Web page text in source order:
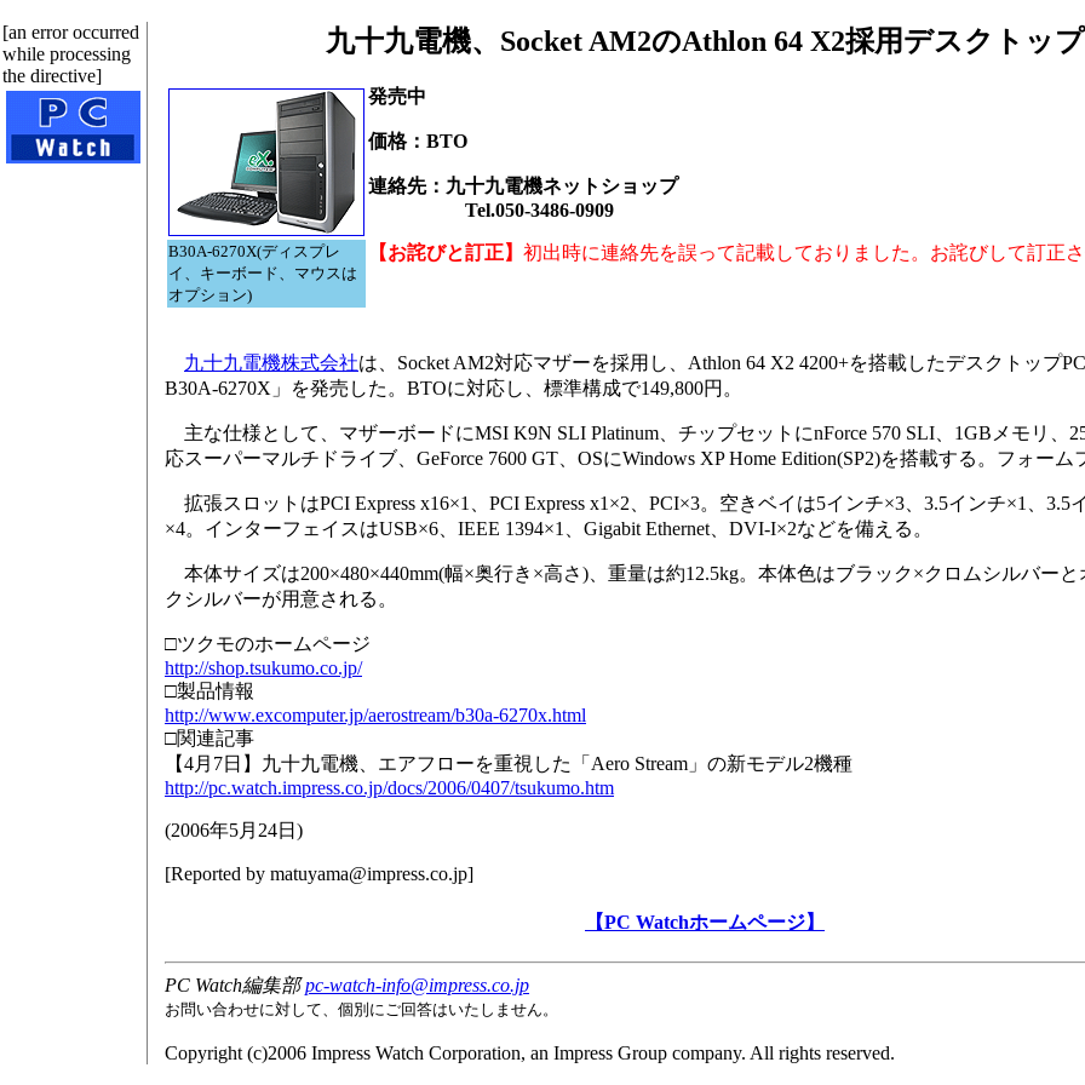
[an error occurred
while processing
the directive]
九十九電機、Socket AM2のAthlon 64 X2採用デスクトップ
B30A-6270X(ディスプレ
イ、キーボード、マウスは
オプション)
発売中
価格：BTO
連絡先：九十九電機ネットショップ
Tel.050-3486-0909
【お詫びと訂正】 初出時に連絡先を誤って記載しておりました。お詫びして訂正
九十九電機株式会社は、Socket AM2対応マザーを採用し、Athlon 64 X2 4200+を搭載したデスクトップ
B30A-6270X」を発売した。BTOに対応し、標準構成で149,800円。
主な仕様として、マザーボードにMSI K9N SLI Platinum、チップセットにnForce 570 SLI、1GBメモリ、
応スーパーマルチドライブ、GeForce 7600 GT、OSにWindows XP Home Edition(SP2)を搭載する。フォーム
拡張スロットはPCI Express x16×1、PCI Express x1×2、PCI×3。空きベイは5インチ×3、3.5インチ×1、3.5
×4。インターフェイスはUSB×6、IEEE 1394×1、Gigabit Ethernet、DVI-I×2などを備える。
本体サイズは200×480×440mm(幅×奥行き×高さ)、重量は約12.5kg。本体色はブラック×クロムシルバー
クシルバーが用意される。
□ツクモのホームページ
http://shop.tsukumo.co.jp/
□製品情報
http://www.excomputer.jp/aerostream/b30a-6270x.html
□関連記事
【4月7日】九十九電機、エアフローを重視した「Aero Stream」の新モデル2機種
http://pc.watch.impress.co.jp/docs/2006/0407/tsukumo.htm
(2006年5月24日 )
[Reported by matuyama@impress.co.jp]
【PC Watchホームページ】
PC Watch編集部pc-watch-info@impress.co.jp
お問い合わせに対して、個別にご回答はいたしません。
Copyright (c)2006 Impress Watch Corporation, an Impress Group company. All rights reserved.